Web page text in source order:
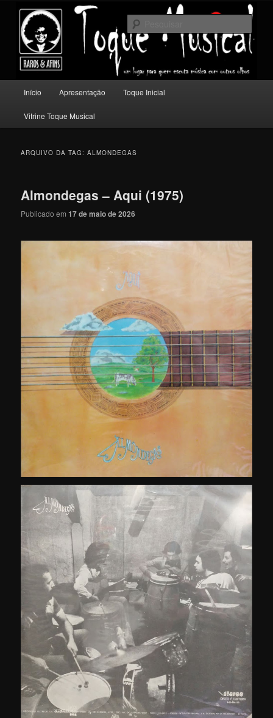
conteúdo
principal
conteúdo
secundário
Toque Musical
Um lugar para quem escuta música com outros olhos.
principal
Início Apresentação Toque Inicial
Vitrine Toque Musical
ARQUIVO DA TAG:ALMONDEGAS
Almondegas – Aqui (1975)
Publicado em17 de maio de 2026